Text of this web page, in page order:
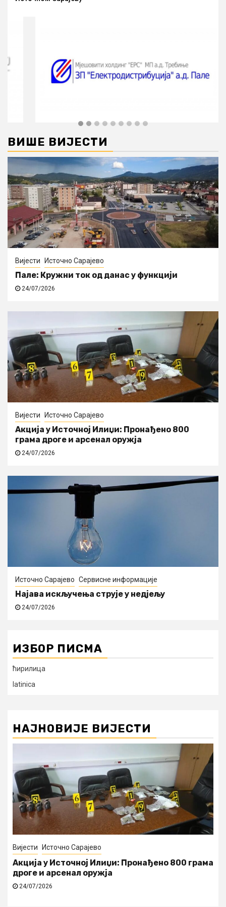
ВИШЕ ВИЈЕСТИ
Вијести Источно Сарајево
Пале: Кружни ток од данас у функцији
24/07/2026
Вијести Источно Сарајево
Акција у Источној Илиџи: Пронађено 800
грама дроге и арсенал оружја
24/07/2026
Источно Сарајево Сервисне информације
Најава искључења струје у недјељу
24/07/2026
ИЗБОР ПИСМА
ћирилица
latinica
НАЈНОВИЈЕ ВИЈЕСТИ
Вијести Источно Сарајево
Акција у Источној Илиџи: Пронађено 800 грама
дроге и арсенал оружја
24/07/2026